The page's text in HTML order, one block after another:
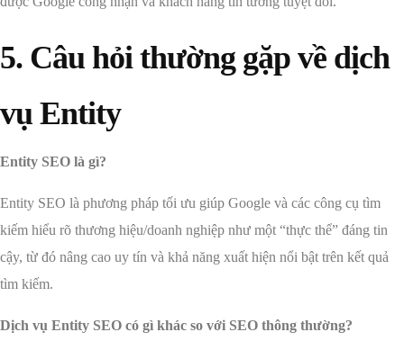
5. Câu hỏi thường gặp về dịch
vụ Entity
Entity SEO là gì?
Entity SEO là phương pháp tối ưu giúp Google và các công cụ tìm
kiếm hiểu rõ thương hiệu/doanh nghiệp như một “thực thể” đáng tin
cậy, từ đó nâng cao uy tín và khả năng xuất hiện nổi bật trên kết quả
tìm kiếm.
Dịch vụ Entity SEO có gì khác so với SEO thông thường?